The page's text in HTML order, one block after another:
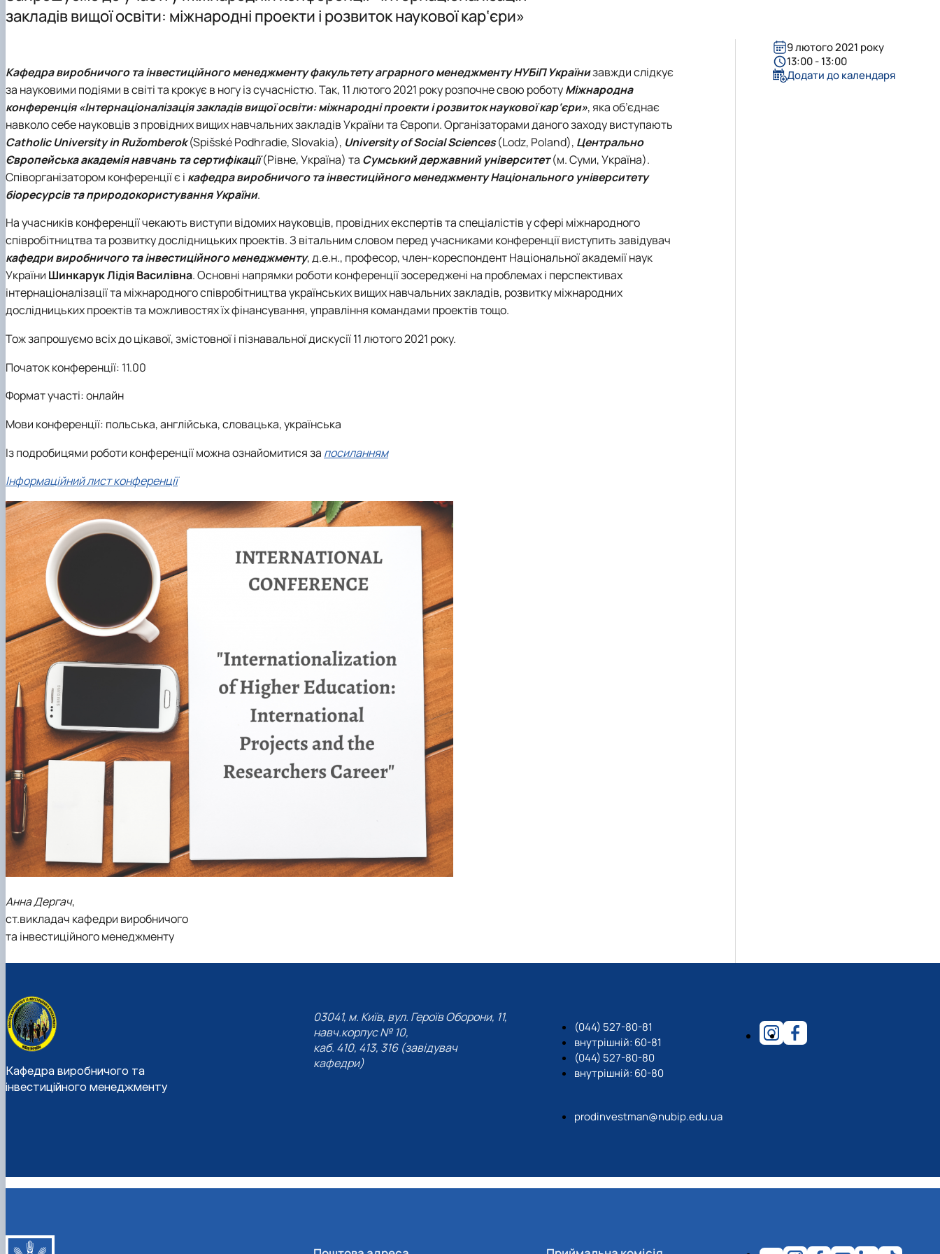
Склад кафедри
Відповідальні за інформаційне наповнення сторінки
Навчально-наукова лабораторія інвестиційного проектування
Співпраця у навчальній, науковій, виробничій та інноваційній сферах
Партнери
Архів Подій
Студентський науковий гурток «Менеджмент і сьогодення»
Архів подій
Напрями наукових досліджень аспірантів (здобувачів) кафедри
Робочі програми, силабуси, ЕНК
Архів
Навчально-методична робота
Програма подвійних дипломів (Поморська академія, м.Слупськ, Польща)
Програма подвійних дипломів (Університет Foggia, Італія)
Тематика бакалаврських та магістерських робіт
Практичне навчання
Архів подій
закладів вищої освіти: міжнародні проекти і розвиток наукової кар‘єри»
Кафедра виробничого та інвестиційного менеджменту факультету аграрного менеджменту НУБіП Українизавжди слідкує
за науковими подіями в світі та крокує в ногу із сучасністю. Так, 11 лютого 2021 року розпочне свою роботуМіжнародна
конференція «Інтернаціоналізація закладів вищої освіти: міжнародні проекти і розвиток наукової кар‘єри», яка об’єднає
навколо себе науковців з провідних вищих навчальних закладів України та Європи. Організаторами даного заходу виступають
Сatholic University in Ružomberok(Spišské Podhradie, Slovakia), University of Social Sciences(Lodz, Poland), Центрально
Європейська академія навчань та сертифікації(Рівне, Україна) та Сумський державний університет(м. Суми, Україна).
Співорганізатором конференції є і кафедра виробничого та інвестиційного менеджменту Національного університету
біоресурсів та природокористування України.
На учасників конференції чекають виступи відомих науковців, провідних експертів та спеціалістів у сфері міжнародного
співробітництва та розвитку дослідницьких проектів. З вітальним словом перед учасниками конференції виступить завідувач
кафедри виробничого та інвестиційного менеджменту, д.е.н., професор, член-кореспондент Національної академії наук
України Шинкарук Лідія Василівна. Основні напрямки роботи конференції зосереджені на проблемах і перспективах
інтернаціоналізації та міжнародного співробітництва українських вищих навчальних закладів, розвитку міжнародних
дослідницьких проектів та можливостях їх фінансування, управління командами проектів тощо.
Тож запрошуємо всіх до цікавої, змістовної і пізнавальної дискусії 11 лютого 2021 року.
Початок конференції: 11.00
Формат участі: онлайн
Мови конференції: польська, англійська, словацька, українська
Із подробицями роботи конференції можна ознайомитися за посиланням
Інформаційний лист конференції
Анна Дергач,
ст.викладач кафедри виробничого
та інвестиційного менеджменту
9 лютого 2021 року
13:00 - 13:00
Додати до календаря
Кафедра виробничого та
інвестиційного менеджменту
03041, м. Київ, вул. Героїв Оборони, 11,
навч.корпус № 10,
каб. 410, 413, 316 (завідувач
кафедри)
(044) 527-80-81
внутрішній: 60-81
(044) 527-80-80
внутрішній: 60-80
prodinvestman@nubip.edu.ua